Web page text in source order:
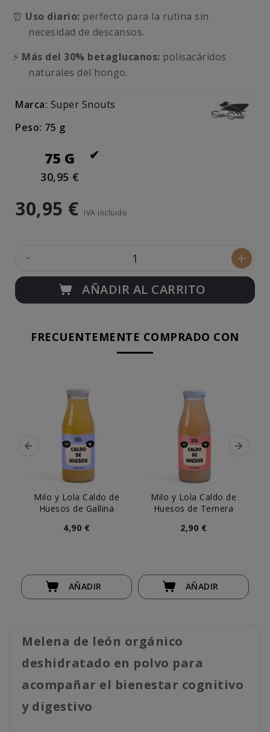
⏰ Uso diario: perfecto para la rutina sin
necesidad de descansos.
⚡ Más del 30% betaglucanos: polisacáridos
naturales del hongo.
Marca: Super Snouts
Peso: 75 g
75 G
30,95 €
30,95 € IVA incluido
- +
AÑADIR AL CARRITO
FRECUENTEMENTE COMPRADO CON
Milo y Lola Caldo de
Huesos de Gallina
4,90 €
AÑADIR
Milo y Lola Caldo de
Huesos de Ternera
2,90 €
AÑADIR
Melena de león orgánico
deshidratado en polvo para
acompañar el bienestar cognitivo
y digestivo